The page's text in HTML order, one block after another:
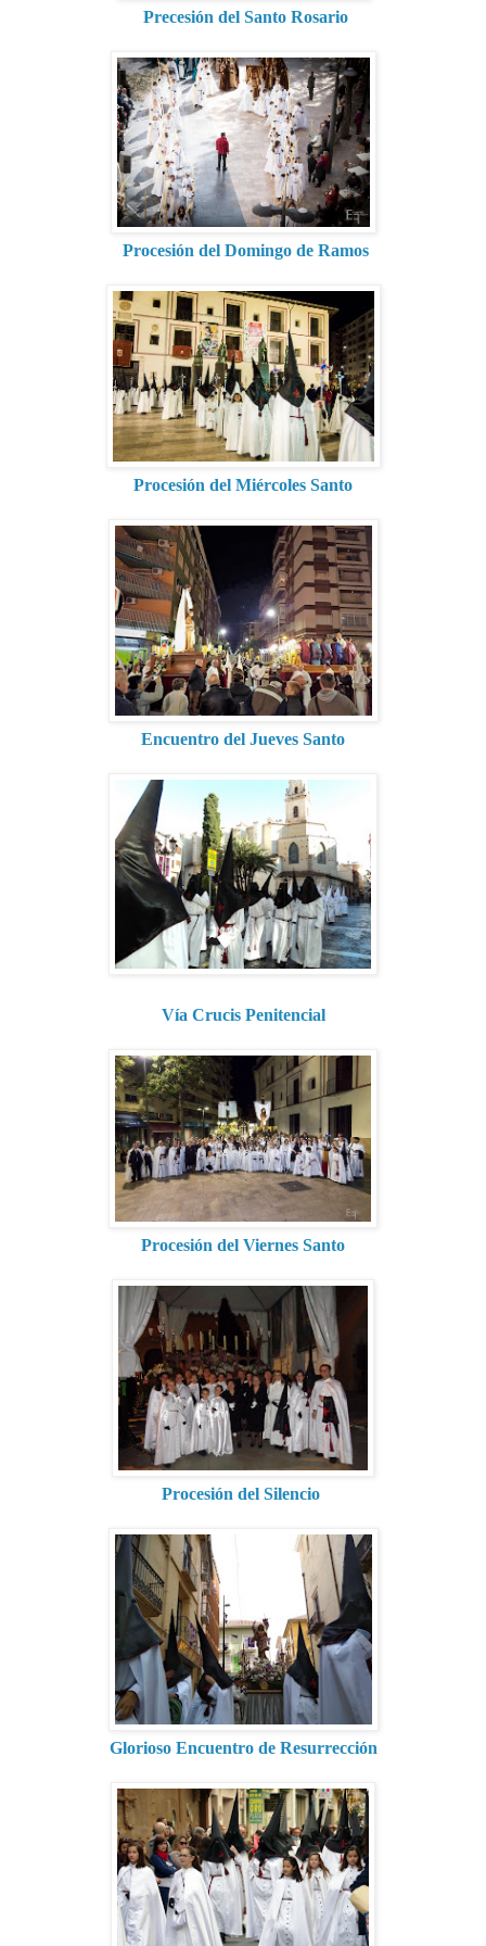
Precesión del Santo Rosario
Procesión del Domingo de Ramos
Procesión del Miércoles Santo
Encuentro del Jueves Santo
Vía Crucis Penitencial
Procesión del Viernes Santo
Procesión del Silencio
Glorioso Encuentro de Resurrección